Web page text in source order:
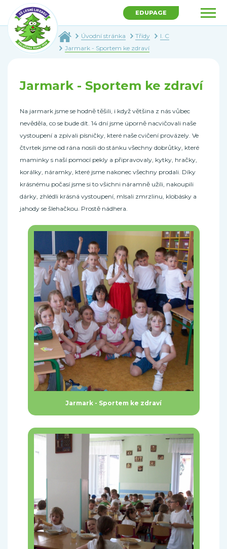
EDUPAGE
Úvodní stránka Třídy
I. C
Jarmark - Sportem ke zdraví
Jarmark - Sportem ke zdraví
Na jarmark jsme se hodně těšili, i když většina z nás vůbec
nevěděla, co se bude dít. 14 dní jsme úporně nacvičovali naše
vystoupení a zpívali písničky, které naše cvičení provázely. Ve
čtvrtek jsme od rána nosili do stánku všechny dobrůtky, které
maminky s naší pomocí pekly a připravovaly, kytky, hračky,
korálky, náramky, které jsme nakonec všechny prodali. Díky
krásnému počasí jsme si to všichni náramně užili, nakoupili
dárky, zhlédli krásná vystoupení, mlsali zmrzlinu, klobásky a
jahody se šlehačkou. Prostě nádhera.
Jarmark - Sportem ke zdraví